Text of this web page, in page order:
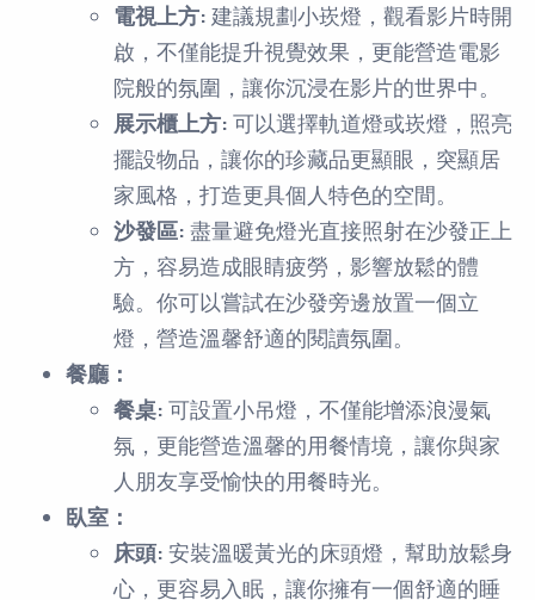
電視上方: 建議規劃小崁燈，觀看影片時開
啟，不僅能提升視覺效果，更能營造電影
院般的氛圍，讓你沉浸在影片的世界中。
展示櫃上方: 可以選擇軌道燈或崁燈，照亮
擺設物品，讓你的珍藏品更顯眼，突顯居
家風格，打造更具個人特色的空間。
沙發區: 盡量避免燈光直接照射在沙發正上
方，容易造成眼睛疲勞，影響放鬆的體
驗。你可以嘗試在沙發旁邊放置一個立
燈，營造溫馨舒適的閱讀氛圍。
餐廳：
餐桌: 可設置小吊燈，不僅能增添浪漫氣
氛，更能營造溫馨的用餐情境，讓你與家
人朋友享受愉快的用餐時光。
臥室：
床頭: 安裝溫暖黃光的床頭燈，幫助放鬆身
心，更容易入眠，讓你擁有一個舒適的睡